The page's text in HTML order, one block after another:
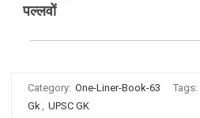
पल्लवों
Category: One-Liner-Book-63 Tags:
Gk, UPSC GK